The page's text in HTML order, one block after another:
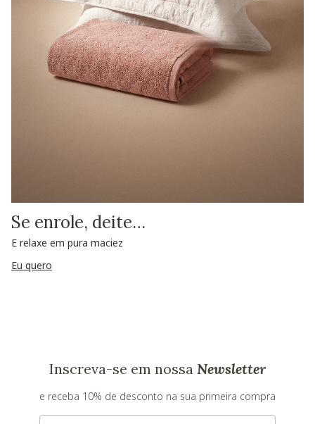
Se enrole, deite…
E relaxe em pura maciez
Eu quero
Inscreva-se em nossa Newsletter
e receba 10% de desconto na sua primeira compra
E-mail